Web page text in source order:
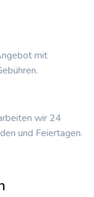
mit
wir 24
und Feiertagen.